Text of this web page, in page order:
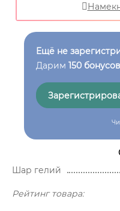
Ещё не
Дарим 150 бонусов
Шар гелий
Рейтинг товара: